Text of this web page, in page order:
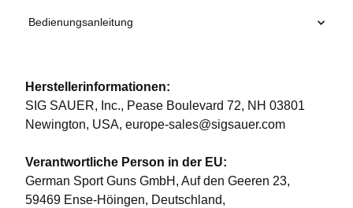
Bedienungsanleitung
Herstellerinformationen:
SIG SAUER, Inc., Pease Boulevard 72, NH 03801
Newington, USA, europe-sales@sigsauer.com
Verantwortliche Person in der EU:
German Sport Guns GmbH, Auf den Geeren 23,
59469 Ense-Höingen, Deutschland,